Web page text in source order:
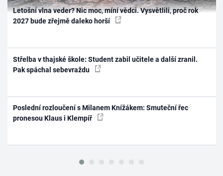
Letošní vlna veder? Nic moc, míní vědci. Vysvětlili, proč rok
2027 bude zřejmě daleko horší
Střelba v thajské škole: Student zabil učitele a další zranil.
Pak spáchal sebevraždu
Poslední rozloučení s Milanem Knížákem: Smuteční řec
pronesou Klaus i Klempíř